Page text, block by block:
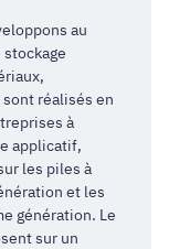
au
réalisés en
à
applicatif,
les piles à
et les
génération. Le
sur un